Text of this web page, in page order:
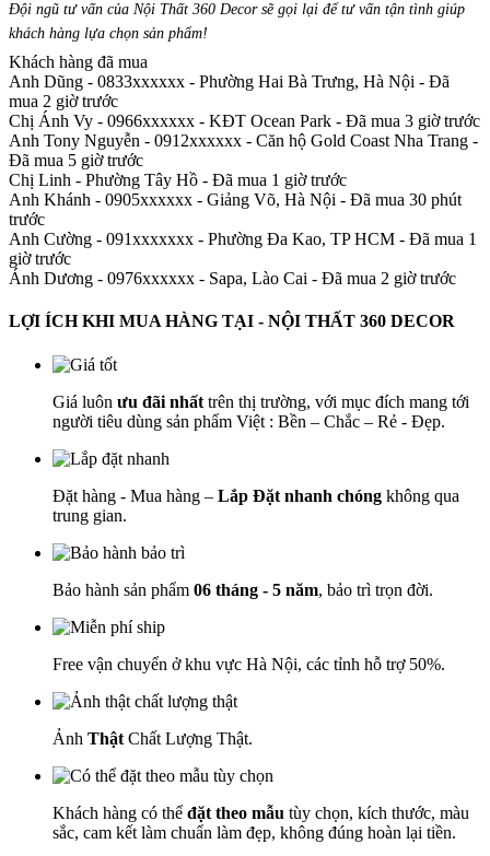
Đội ngũ tư vấn của Nội Thất 360 Decor sẽ gọi lại để tư vấn tận tình giúp
khách hàng lựa chọn sản phẩm!
Khách hàng đã mua
Anh Dũng - 0833xxxxxx - Phường Hai Bà Trưng, Hà Nội - Đã
mua 2 giờ trước
Chị Ánh Vy - 0966xxxxxx - KĐT Ocean Park - Đã mua 3 giờ trước
Anh Tony Nguyễn - 0912xxxxxx - Căn hộ Gold Coast Nha Trang -
Đã mua 5 giờ trước
Chị Linh - Phường Tây Hồ - Đã mua 1 giờ trước
Anh Khánh - 0905xxxxxx - Giảng Võ, Hà Nội - Đã mua 30 phút
trước
Anh Cường - 091xxxxxxx - Phường Đa Kao, TP HCM - Đã mua 1
giờ trước
Ánh Dương - 0976xxxxxx - Sapa, Lào Cai - Đã mua 2 giờ trước
LỢI ÍCH KHI MUA HÀNG TẠI - NỘI THẤT 360 DECOR
Giá luôn ưu đãi nhất trên thị trường, với mục đích mang tới
người tiêu dùng sản phẩm Việt : Bền – Chắc – Rẻ - Đẹp.
Đặt hàng - Mua hàng – Lắp Đặt nhanh chóng không qua
trung gian.
Bảo hành sản phẩm 06 tháng - 5 năm, bảo trì trọn đời.
Free vận chuyển ở khu vực Hà Nội, các tỉnh hỗ trợ 50%.
Ảnh Thật Chất Lượng Thật.
Khách hàng có thể đặt theo mẫu tùy chọn, kích thước, màu
sắc, cam kết làm chuẩn làm đẹp, không đúng hoàn lại tiền.